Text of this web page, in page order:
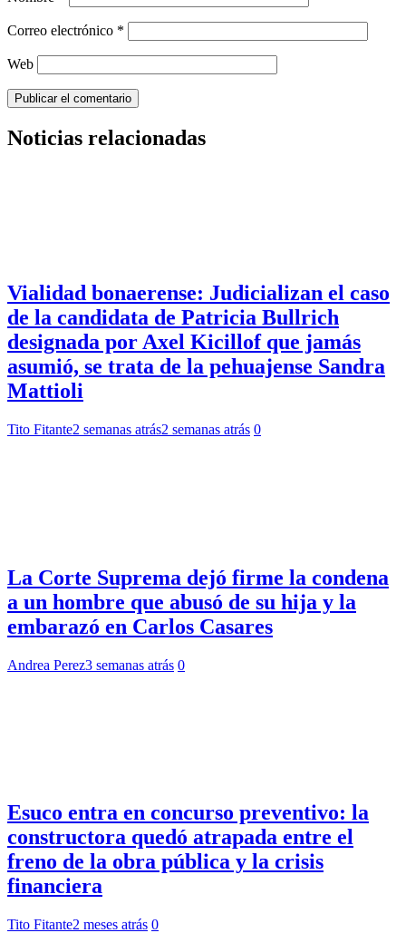
Correo electrónico *
Web
Noticias relacionadas
Vialidad bonaerense: Judicializan el caso
de la candidata de Patricia Bullrich
designada por Axel Kicillof que jamás
asumió, se trata de la pehuajense Sandra
Mattioli
Tito Fitante2 semanas atrás2 semanas atrás 0
La Corte Suprema dejó firme la condena
a un hombre que abusó de su hija y la
embarazó en Carlos Casares
Andrea Perez3 semanas atrás 0
Esuco entra en concurso preventivo: la
constructora quedó atrapada entre el
freno de la obra pública y la crisis
financiera
Tito Fitante2 meses atrás 0